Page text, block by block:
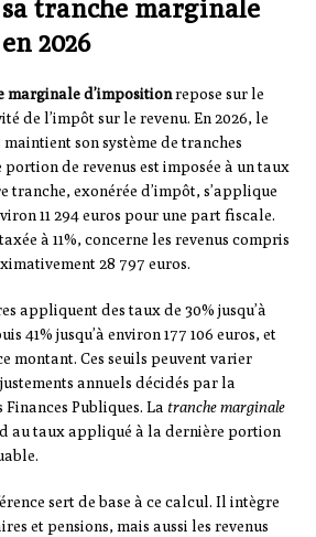
tranche marginale
2026
marginale d’impositionrepose sur le
de l’impôt sur le revenu. En 2026, le
son système de tranches
portion de revenus est imposée à un taux
tranche, exonérée d’impôt, s’applique
11 294 euros pour une part fiscale.
à 11%, concerne les revenus compris
28 797 euros.
appliquent des taux de 30% jusqu’à
41% jusqu’à environ 177 106 euros, et
montant. Ces seuils peuvent varier
annuels décidés par la
Publiques. La tranche marginale
au taux appliqué à la dernière portion
sert de base à ce calcul. Il intègre
et pensions, mais aussi les revenus